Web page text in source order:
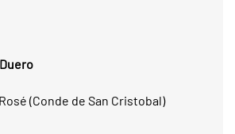
(Conde de San Cristobal)